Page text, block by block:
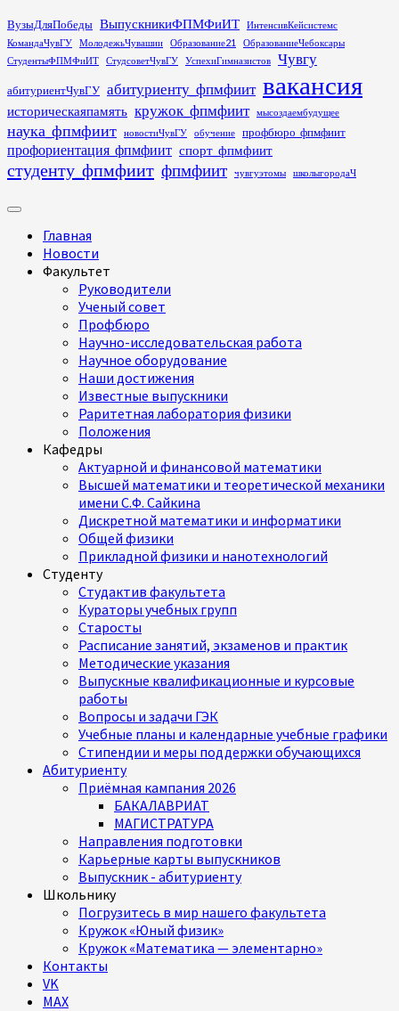
Перейти
к
содержимому
ВузыДляПобеды ВыпускникиФПМФиИТ
ИнтенсивКейсистемс
КомандаЧувГУ
МолодежьЧувашии Образование21
ОбразованиеЧебоксары
СтудентыФПМФиИТ
СтудсоветЧувГУ УспехиГимназистов Чувгу
абитуриентЧувГУ абитуриенту_фпмфиит вакансия
историческаяпамять кружок_фпмфиит мысоздаембудущее
наука_фпмфиит новостиЧувГУ обучение профбюро_фпмфиит
профориентация_фпмфиит спорт_фпмфиит
студенту_фпмфиит фпмфиит чувгуэтомы школыгородаЧ
Основное
Главная
Новости
Факультет
Руководители
Ученый совет
Профбюро
Научно-исследовательская работа
Научное оборудование
Наши достижения
Известные выпускники
Раритетная лаборатория физики
Положения
Кафедры
Актуарной и финансовой математики
Высшей математики и теоретической механики
имени С.Ф. Сайкина
Дискретной математики и информатики
Общей физики
Прикладной физики и нанотехнологий
Студенту
Студактив факультета
Кураторы учебных групп
Старосты
Расписание занятий, экзаменов и практик
Методические указания
Выпускные квалификационные и курсовые
работы
Вопросы и задачи ГЭК
Учебные планы и календарные учебные графики
Стипендии и меры поддержки обучающихся
Абитуриенту
Приёмная кампания 2026
БАКАЛАВРИАТ
МАГИСТРАТУРА
Направления подготовки
Карьерные карты выпускников
Выпускник - абитуриенту
Школьнику
Погрузитесь в мир нашего факультета
Кружок «Юный физик»
Кружок «Математика — элементарно»
Контакты
VK
MAX